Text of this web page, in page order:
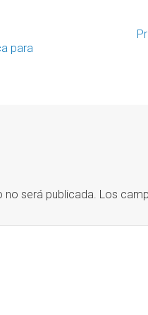
para
será publicada. Los